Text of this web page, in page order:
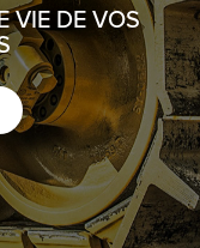
VIE DE VOS